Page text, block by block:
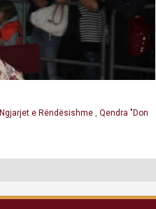
Ngjarjet e Rëndësishme , Qendra "Don